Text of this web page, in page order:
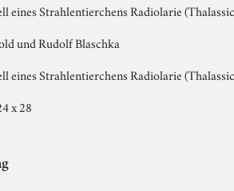
eines Strahlentierchens Radiolarie
und Rudolf Blaschka
eines Strahlentierchens Radiolarie
x 28